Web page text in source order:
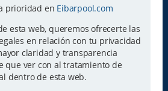
prioridad en Eibarpool.com
esta web, queremos ofrecerte las
en relación con tu privacidad
claridad y transparencia
que ver con al tratamiento de
dentro de esta web.